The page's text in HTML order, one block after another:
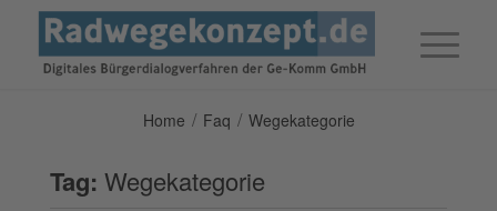
Home / Faq / Wegekategorie
Tag: Wegekategorie